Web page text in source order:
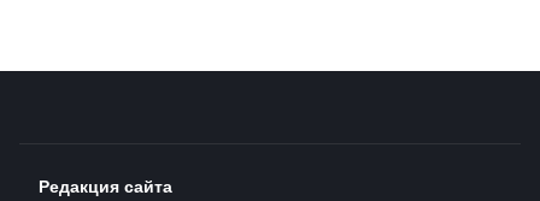
Редакция сайта